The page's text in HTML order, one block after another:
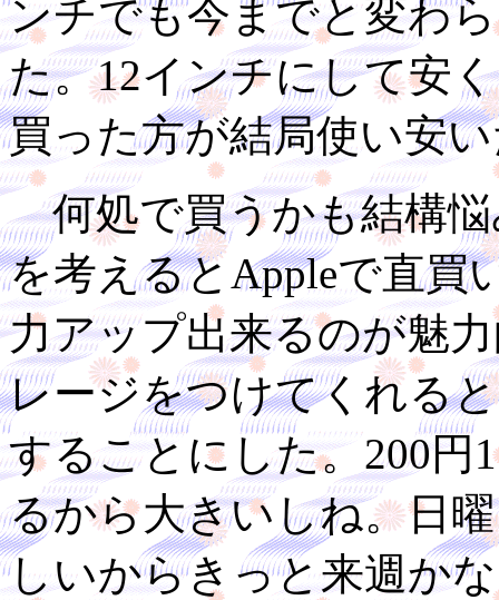
ンチでも今までと変わ
た。12インチにして安
買った方が結局使い安
何処で買うかも結構悩
を考えるとAppleで直買
力アップ出来るのが魅
レージをつけてくれる
することにした。200円
るから大きいしね。日
しいからきっと来週か